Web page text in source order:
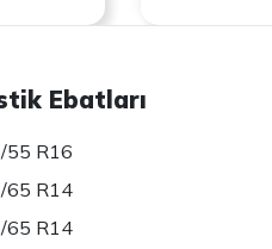
Ebatları
55 R16
65 R14
65 R14